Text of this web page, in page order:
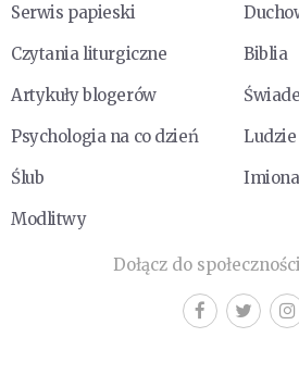
Serwis papieski
Czytania liturgiczne
Biblia
Artykuły blogerów
Psychologia na co dzień
Ślub
Modlitwy
Dołącz do